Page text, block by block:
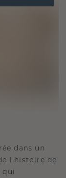
dans un
l'histoire de
qui